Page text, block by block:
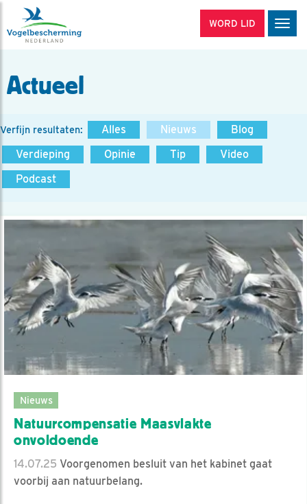
WORD LID
Actueel
Verfijn resultaten: Alles Nieuws
Blog
Verdieping
Opinie Tip
Video
Podcast
Nieuws
Natuurcompensatie Maasvlakte
onvoldoende
14.07.25 Voorgenomen besluit van het kabinet gaat
voorbij aan natuurbelang.